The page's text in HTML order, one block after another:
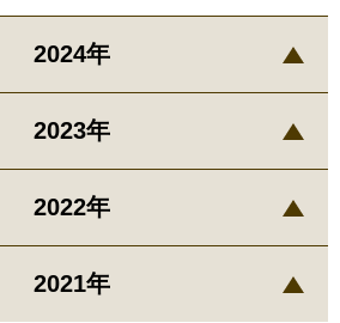
2024年
2023年
2022年
2021年